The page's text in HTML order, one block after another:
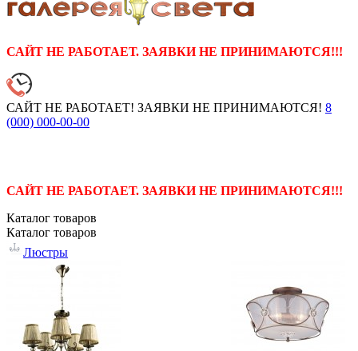
САЙТ НЕ РАБОТАЕТ. ЗАЯВКИ НЕ ПРИНИМАЮТСЯ!!!
САЙТ НЕ РАБОТАЕТ! ЗАЯВКИ НЕ ПРИНИМАЮТСЯ! 8
(000) 000-00-00
САЙТ НЕ РАБОТАЕТ. ЗАЯВКИ НЕ ПРИНИМАЮТСЯ!!!
Каталог товаров
Каталог товаров
Люстры